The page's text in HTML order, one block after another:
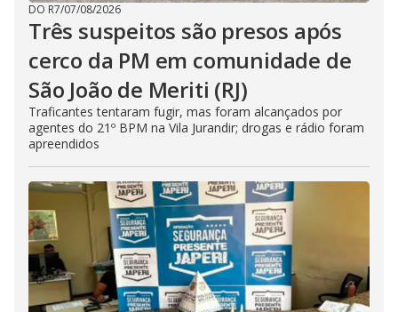
DO R7/07/08/2026
Três suspeitos são presos após
cerco da PM em comunidade de
São João de Meriti (RJ)
Traficantes tentaram fugir, mas foram alcançados por
agentes do 21º BPM na Vila Jurandir; drogas e rádio foram
apreendidos